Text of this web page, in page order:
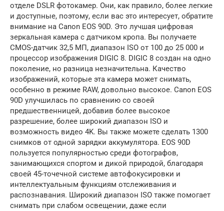
отделе DSLR фотокамер. Они, как правило, более легкие
и доступные, поэтому, если вас это интересует, обратите
внимание на Canon EOS 90D. Это лучшая цифровая
зеркальная камера с датчиком кропа. Вы получаете
CMOS-датчик 32,5 МП, диапазон ISO от 100 до 25 000 и
процессор изображения DIGIC 8. DIGIC 8 создан на одно
поколение, но разница незначительна. Качество
изображений, которые эта камера может снимать,
особенно в режиме RAW, довольно высокое. Canon EOS
90D улучшилась по сравнению со своей
предшественницей, добавив более высокое
разрешение, более широкий диапазон ISO и
возможность видео 4K. Вы также можете сделать 1300
снимков от одной зарядки аккумулятора. EOS 90D
пользуется популярностью среди фотографов,
занимающихся спортом и дикой природой, благодаря
своей 45-точечной системе автофокусировки и
интеллектуальным функциям отслеживания и
распознавания. Широкий диапазон ISO также помогает
снимать при слабом освещении, даже если